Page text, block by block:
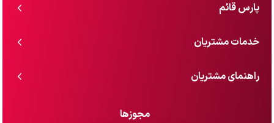
پارس قائم
خدمات مشتریان
راهنمای مشتریان
مجوزها